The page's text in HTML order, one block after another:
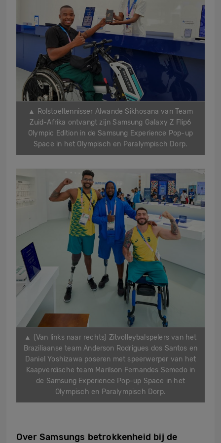
▲ Rolstoeltennisser Alwande Sikhosana van Team
Zuid-Afrika ontvangt zijn Samsung Galaxy Z Flip6
Olympic Edition in de Samsung Experience Pop-up
Space in het Olympisch en Paralympisch Dorp.
▲ (Van links naar rechts) Zitvolleybalspelers van het
Braziliaanse team Anderson Rodrigues dos Santos en
Daniel Yoshizawa poseren met speerwerper van het
Kaapverdische team Marilson Fernandes Semedo in
de Samsung Experience Pop-up Space in het
Olympisch en Paralympisch Dorp.
Over Samsungs betrokkenheid bij de